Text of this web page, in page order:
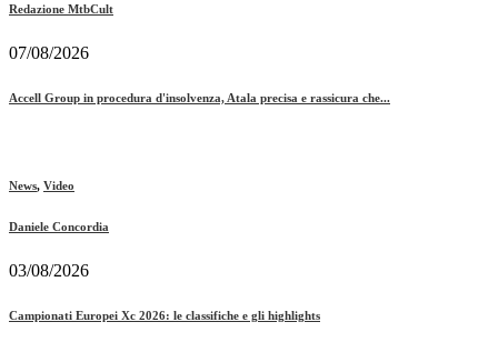
Redazione MtbCult
07/08/2026
Accell Group in procedura d'insolvenza, Atala precisa e rassicura che...
News, Video
Daniele Concordia
03/08/2026
Campionati Europei Xc 2026: le classifiche e gli highlights